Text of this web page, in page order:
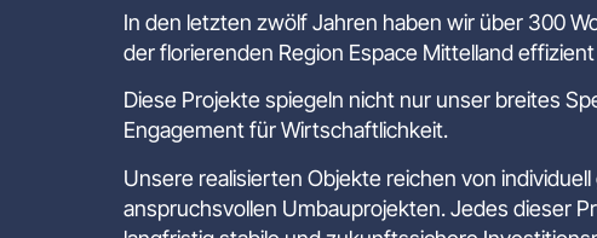
In den letzten zwölf Jahren haben wir über 300
der florierenden Region Espace Mittelland
Diese Projekte spiegeln nicht nur unser breites
Engagement für Wirtschaftlichkeit.
Unsere realisierten Objekte reichen von
anspruchsvollen Umbauprojekten. Jedes dieser